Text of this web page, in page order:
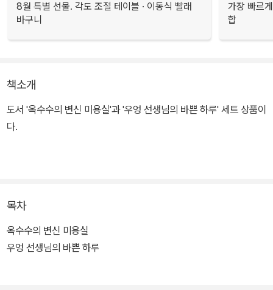
8월 특별 선물. 각도 조절 테이블 · 이동식 빨래
바구니
가장 빠르
합
책소개
도서 '옥수수의 변신 미용실'과 '우엉 선생님의 바쁜 하루' 세트 상품이
다.
목차
옥수수의 변신 미용실
우엉 선생님의 바쁜 하루